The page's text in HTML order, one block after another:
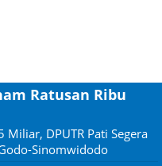
Ratusan Ribu
Miliar, DPUTR Pati Segera
Sinomwidodo